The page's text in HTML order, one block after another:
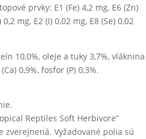
prvky: E1 (Fe) 4,2 mg, E6 (Zn)
mg, E2 (I) 0,02 mg, E8 (Se) 0,02
10,0%, oleje a tuky 3,7%, vláknina
0,9%, fosfor (P) 0,3%.
Reptiles Soft Herbivore”
zverejnená. Vyžadované polia sú